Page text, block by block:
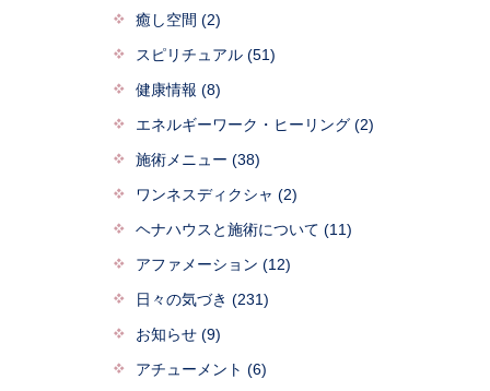
癒し空間 (2)
スピリチュアル (51)
健康情報 (8)
エネルギーワーク・ヒーリング (2)
施術メニュー (38)
ワンネスディクシャ (2)
ヘナハウスと施術について (11)
アファメーション (12)
日々の気づき (231)
お知らせ (9)
アチューメント (6)